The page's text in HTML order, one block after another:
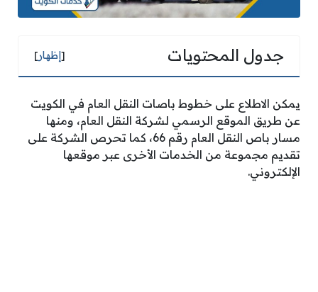
جدول المحتويات [إظهار]
يمكن الاطلاع على خطوط باصات النقل العام في الكويت
عن طريق الموقع الرسمي لشركة النقل العام، ومنها
مسار باص النقل العام رقم 66، كما تحرص الشركة على
تقديم مجموعة من الخدمات الأخرى عبر موقعها
الإلكتروني.